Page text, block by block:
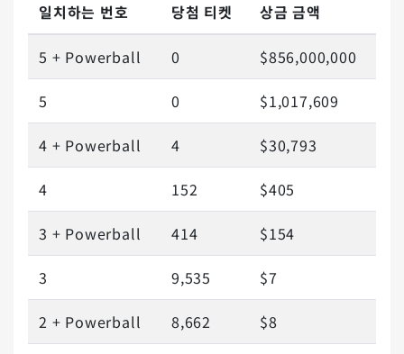
일치하는 번호 당첨 티켓 상금 금액
5 + Powerball 0 $856,000,000
5 0 $1,017,609
4 + Powerball 4 $30,793
4 152 $405
3 + Powerball 414 $154
3 9,535 $7
2 + Powerball 8,662 $8